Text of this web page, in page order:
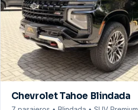
Chevrolet Tahoe Blindada